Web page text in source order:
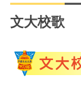
文大校歌